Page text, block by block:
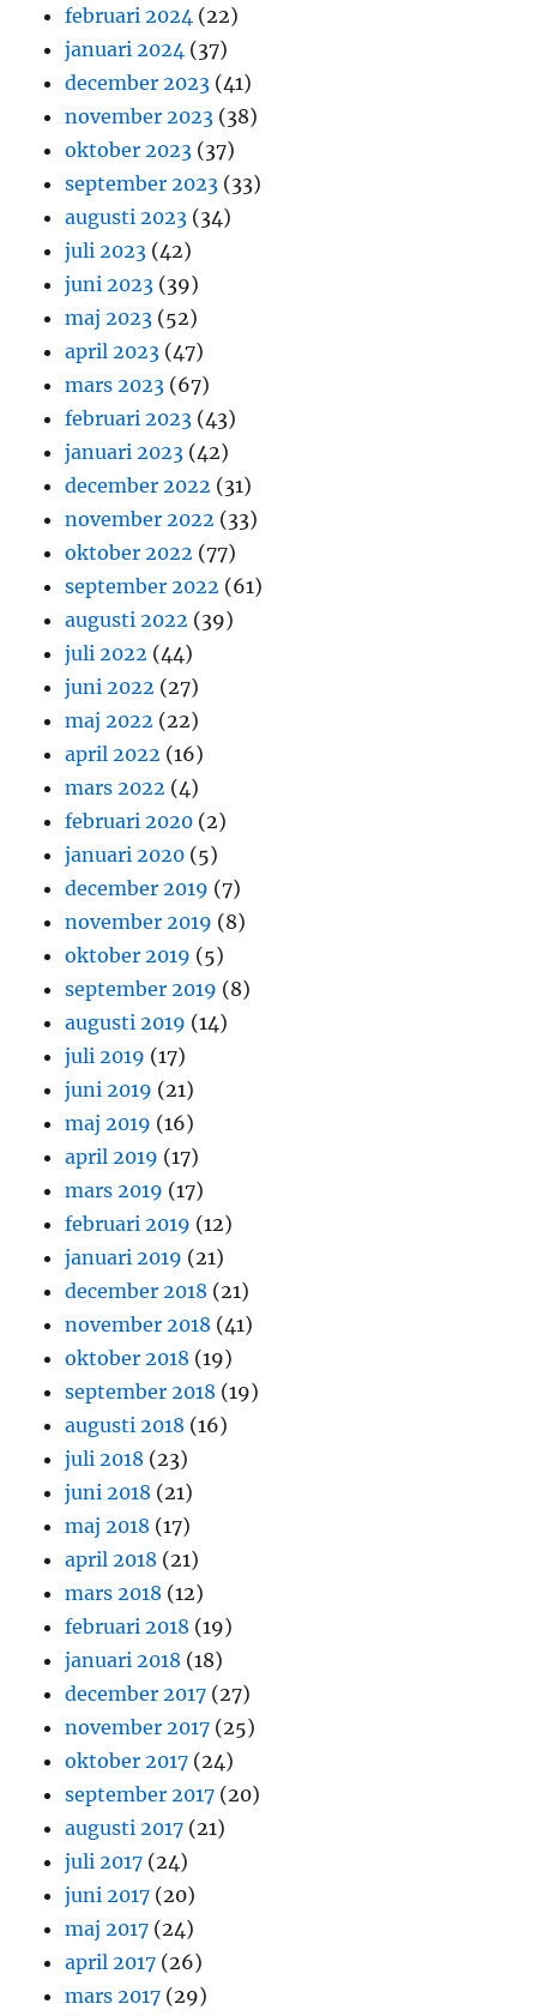
februari 2024 (22)
januari 2024 (37)
december 2023 (41)
november 2023 (38)
oktober 2023 (37)
september 2023 (33)
augusti 2023 (34)
juli 2023 (42)
juni 2023 (39)
maj 2023 (52)
april 2023 (47)
mars 2023 (67)
februari 2023 (43)
januari 2023 (42)
december 2022 (31)
november 2022 (33)
oktober 2022 (77)
september 2022 (61)
augusti 2022 (39)
juli 2022 (44)
juni 2022 (27)
maj 2022 (22)
april 2022 (16)
mars 2022 (4)
februari 2020 (2)
januari 2020 (5)
december 2019 (7)
november 2019 (8)
oktober 2019 (5)
september 2019 (8)
augusti 2019 (14)
juli 2019 (17)
juni 2019 (21)
maj 2019 (16)
april 2019 (17)
mars 2019 (17)
februari 2019 (12)
januari 2019 (21)
december 2018 (21)
november 2018 (41)
oktober 2018 (19)
september 2018 (19)
augusti 2018 (16)
juli 2018 (23)
juni 2018 (21)
maj 2018 (17)
april 2018 (21)
mars 2018 (12)
februari 2018 (19)
januari 2018 (18)
december 2017 (27)
november 2017 (25)
oktober 2017 (24)
september 2017 (20)
augusti 2017 (21)
juli 2017 (24)
juni 2017 (20)
maj 2017 (24)
april 2017 (26)
mars 2017 (29)